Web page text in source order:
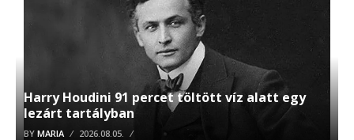
Harry Houdini 91 percet töltött víz alatt egy
lezárt tartályban
BY MARIA 2026.08.05.